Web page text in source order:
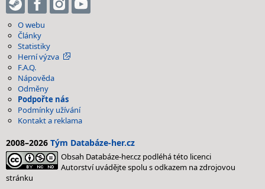
O webu
Články
Statistiky
Herní výzva
F.A.Q.
Nápověda
Odměny
Podpořte nás
Podmínky užívání
Kontakt a reklama
2008–2026 Tým Databáze-her.cz
Obsah Databáze-her.cz podléhá této licenci
Autorství uvádějte spolu s odkazem na zdrojovou
stránku